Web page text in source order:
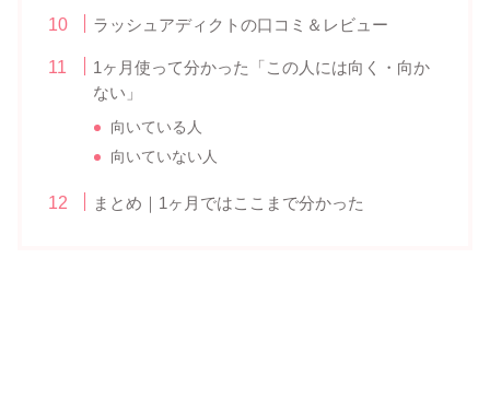
ラッシュアディクトの口コミ＆レビュー
1ヶ月使って分かった「この人には向く・向か
ない」
向いている人
向いていない人
まとめ｜1ヶ月ではここまで分かった